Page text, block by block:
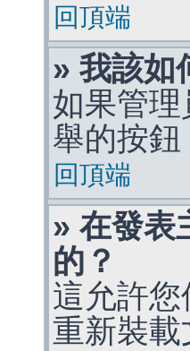
回頂端
» 我該如
如果管
舉的按
回頂端
» 在發表
的？
這允許
重新裝